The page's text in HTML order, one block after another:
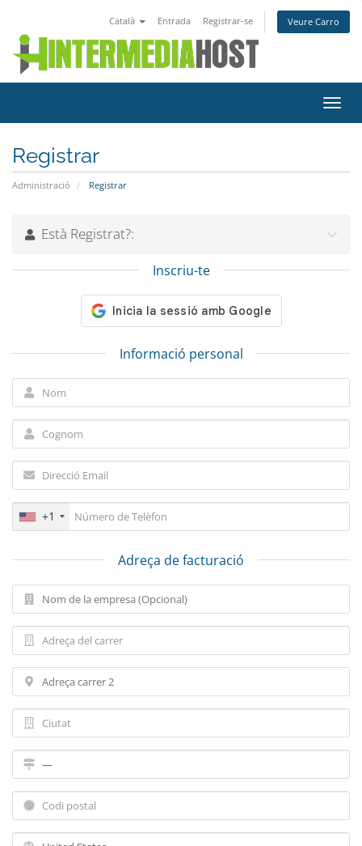
Català Entrada Registrar-se Veure Carro
la
Registrar
Administració Registrar
Està Registrat?:
Inscriu-te
Informació personal
+1
Adreça de facturació